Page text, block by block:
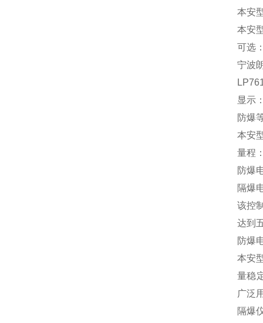
本安
本安
可选
宁波
显示
防爆
本安
量程
防爆
隔爆
该控
达到
防爆
本安
量稳
广泛
隔爆